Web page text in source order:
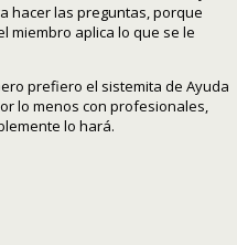
hacer las preguntas, porque
miembro aplica lo que se le
prefiero el sistemita de Ayuda
lo menos con profesionales,
lo hará.